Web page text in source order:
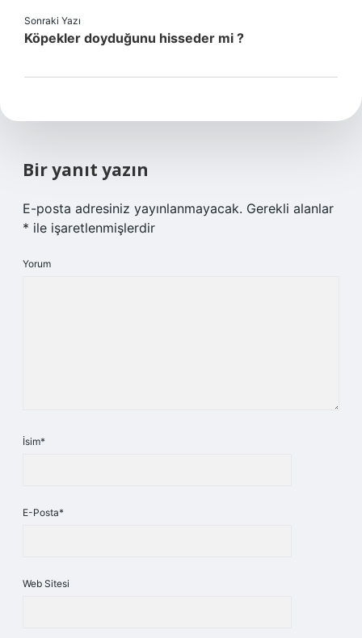
Sonraki Yazı
Köpekler doyduğunu hisseder mi ?
Bir yanıt yazın
E-posta adresiniz yayınlanmayacak. Gerekli alanlar
* ile işaretlenmişlerdir
Yorum
İsim*
E-Posta*
Web Sitesi